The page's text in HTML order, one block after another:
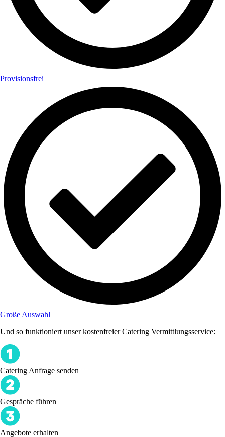
Provisionsfrei
Große Auswahl
Und so funktioniert unser kostenfreier Catering Vermittlungsservice:
Catering Anfrage senden
Gespräche führen
Angebote erhalten